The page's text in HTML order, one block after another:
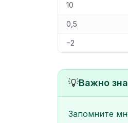
10
0,5
−2
💡Важно
Запомните